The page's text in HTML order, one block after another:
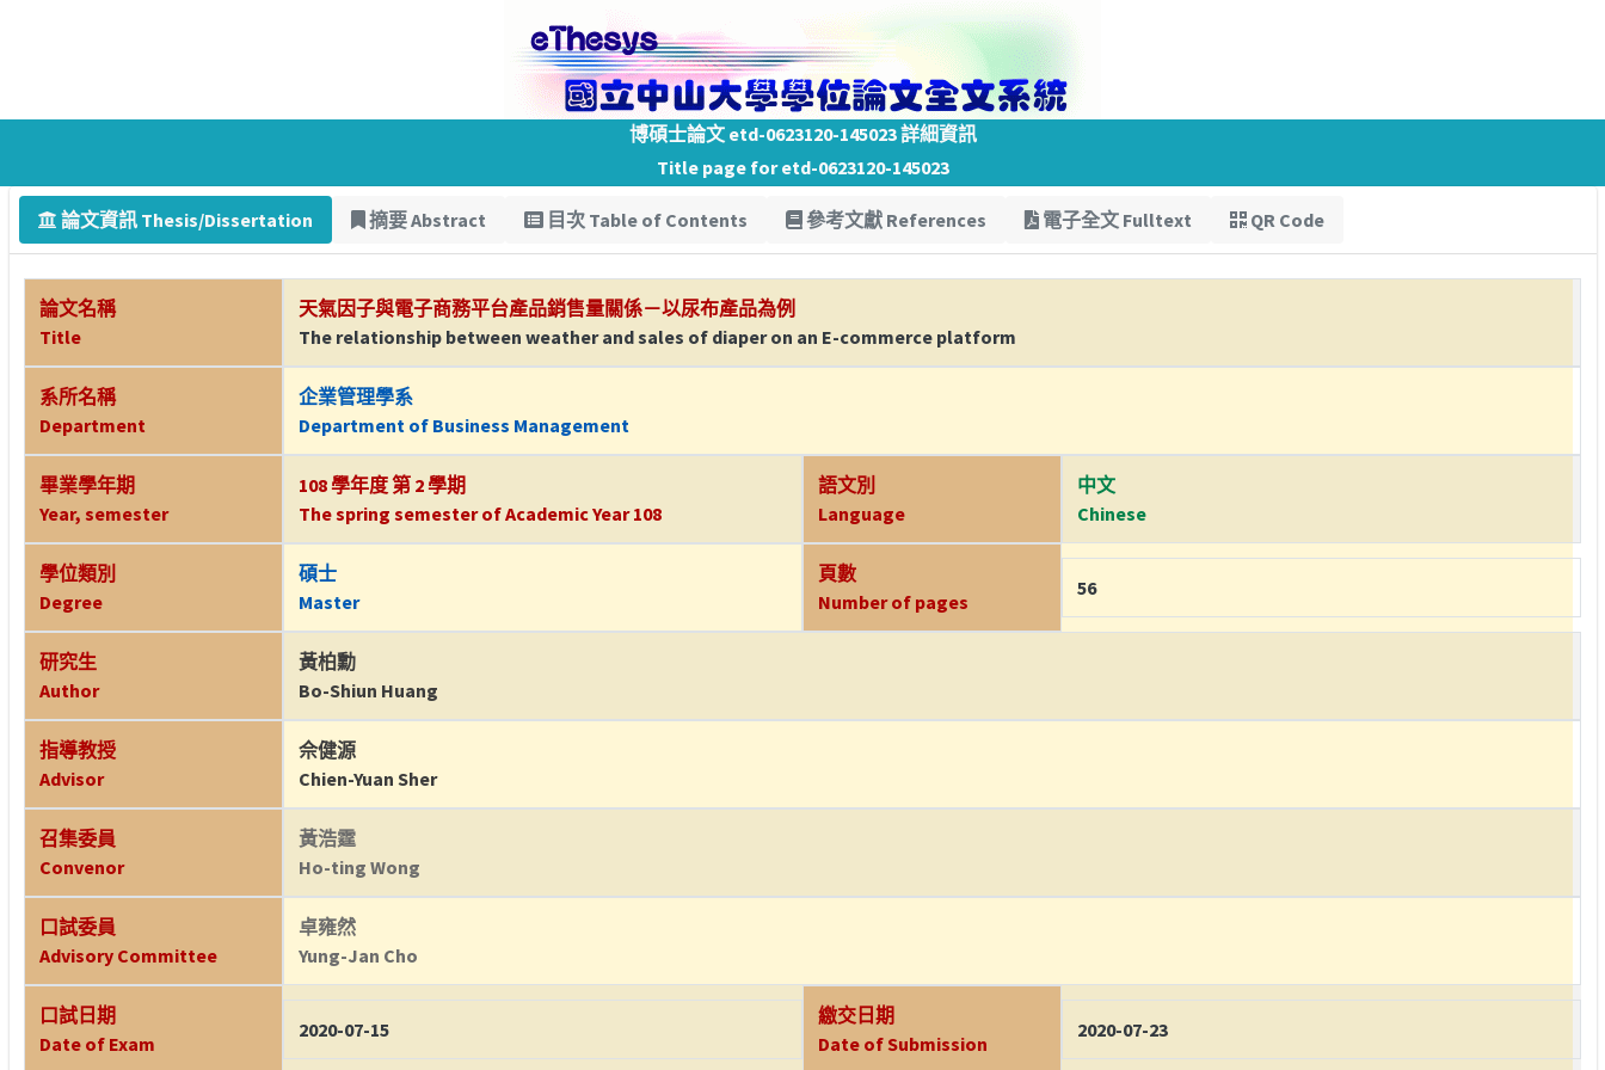
博碩士論文 etd-0623120-145023 詳細資訊
Title page for etd-0623120-145023
論文資訊 Thesis/Dissertation 摘要 Abstract 目次 Table of Contents 參考文獻 References 電子全文 Fulltext QR Code
論文名稱
Title
天氣因子與電子商務平台產品銷售量關係－以尿布產品為例
The relationship between weather and sales of diaper on an E-commerce platform
系所名稱
Department
企業管理學系
Department of Business Management
畢業學年期
Year, semester
108 學年度 第 2 學期
The spring semester of Academic Year 108
語文別
Language
中文
Chinese
學位類別
Degree
碩士
Master
頁數
Number of pages
56
研究生
Author
黃柏勳
Bo-Shiun Huang
指導教授
Advisor
佘健源
Chien-Yuan Sher
召集委員
Convenor
黃浩霆
Ho-ting Wong
口試委員
Advisory Committee
卓雍然
Yung-Jan Cho
口試日期
Date of Exam
2020-07-15
繳交日期
Date of Submission
2020-07-23